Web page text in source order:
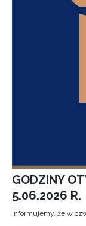
GODZINY
5.06.2026 R.
Informujemy, że w